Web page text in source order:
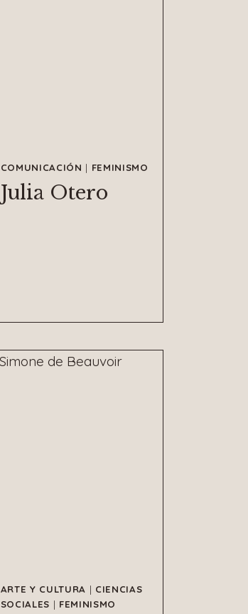
COMUNICACIÓN | FEMINISMO
Julia Otero
ARTE Y CULTURA | CIENCIAS
SOCIALES | FEMINISMO